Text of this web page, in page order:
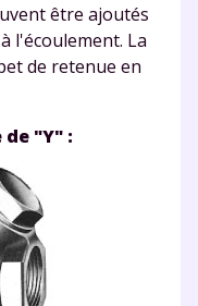
être ajoutés
l'écoulement. La
de retenue en
"Y" :